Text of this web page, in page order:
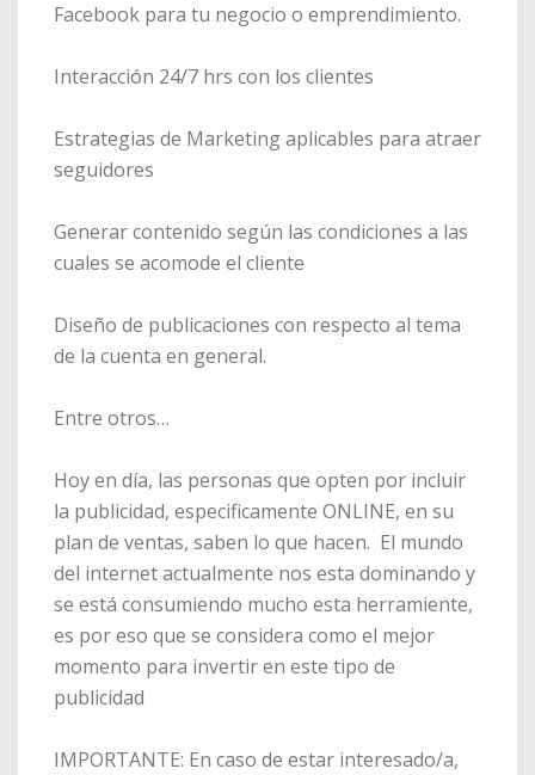
Facebook para tu negocio o emprendimiento.
Interacción 24/7 hrs con los clientes
Estrategias de Marketing aplicables para atraer
seguidores
Generar contenido según las condiciones a las
cuales se acomode el cliente
Diseño de publicaciones con respecto al tema
de la cuenta en general.
Entre otros…
Hoy en día, las personas que opten por incluir
la publicidad, especificamente ONLINE, en su
plan de ventas, saben lo que hacen. El mundo
del internet actualmente nos esta dominando y
se está consumiendo mucho esta herramiente,
es por eso que se considera como el mejor
momento para invertir en este tipo de
publicidad
IMPORTANTE: En caso de estar interesado/a,